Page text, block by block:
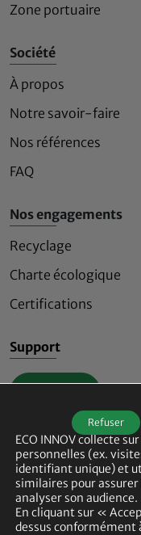
Zone portuaire
Société
À propos
Notre savoir-faire
Nos références
FAQ
Nos engagements
Recyclage
Charte écologique
Certifications
Support
Signalisation
innovante
© 2026 ECO-INNOV
ECO INNOV collecte
personnelles (ex.
identifiant unique) et
similaires pour
analyser son audience.
En cliquant sur «
dessus conformément
Refuser